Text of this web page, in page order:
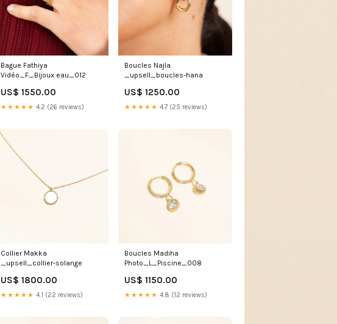
Bague Fathiya
Vidéo_F_Bijoux eau_012
US$ 1550.00
★★★★★ 4.2 (26 reviews)
Boucles Najla
_upsell_boucles-hana
US$ 1250.00
★★★★★ 4.7 (25 reviews)
Collier Makka
_upsell_collier-solange
US$ 1800.00
★★★★★ 4.1 (22 reviews)
Boucles Madiha
Photo_L_Piscine_008
US$ 1150.00
★★★★★ 4.8 (12 reviews)